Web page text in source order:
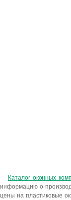
Каталог оконных
информацию о
цены на пластиковые